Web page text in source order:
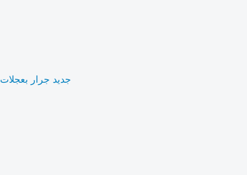
جديد جرار بعجلات Massey Ferguson 5711M